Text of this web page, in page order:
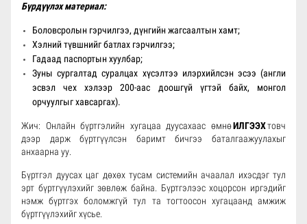
Бүрдүүлэх материал:
Боловсролын гэрчилгээ, дүнгийн жагсаалтын хамт;
Хэлний түвшнийг батлах гэрчилгээ;
Гадаад паспортын хуулбар;
Зуны сургалтад суралцах хүсэлтээ илэрхийлсэн эсээ (англи
эсвэл чех хэлээр 200-аас доошгүй үгтэй байх, монгол
орчуулгыг хавсаргах).
Жич: Онлайн бүртгэлийн хугацаа дуусахаас өмнөИЛГЭЭХтовч
дээр дарж бүртгүүлсэн баримт бичгээ баталгаажуулахыг
анхаарна уу.
Бүртгэл дуусах цаг дөхөх тусам системийн ачаалал ихэсдэг тул
эрт бүртгүүлэхийг зөвлөж байна. Бүртгэлээс хоцорсон иргэдийг
нэмж бүртгэх боломжгүй тул та тогтоосон хугацаанд амжиж
бүртгүүлэхийг хүсье.